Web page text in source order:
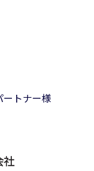
ートナー様